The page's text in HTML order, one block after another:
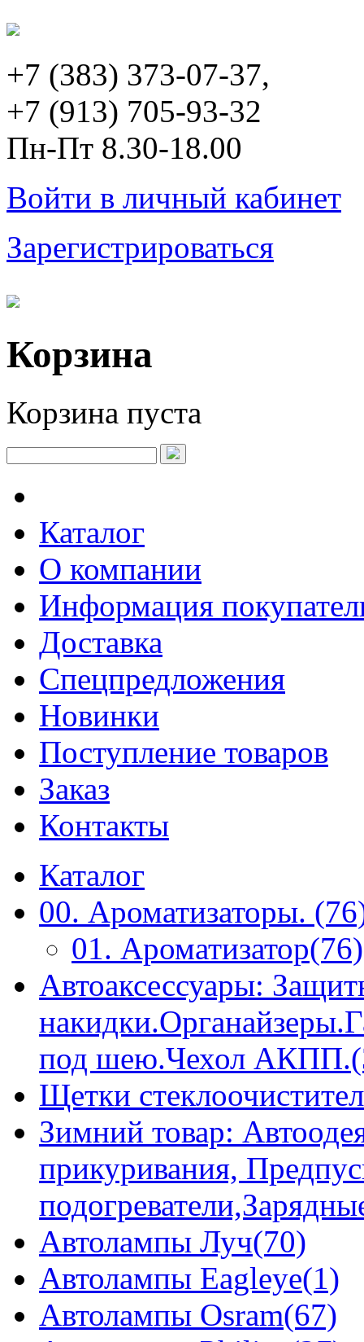
+7 (383) 373-07-37,
+7 (913) 705-93-32
Пн-Пт 8.30-18.00
Войти в личный кабинет
Зарегистрироваться
Корзина
Корзина пуста
Каталог
О компании
Информация
Доставка
Спецпредложения
Новинки
Поступление товаров
Заказ
Контакты
Каталог
00. Ароматизаторы.
01. Ароматизатор(76)
Автоаксессуары:
под шею.Чехол
Щетки
Зимний товар:
прикуривания,
Автолампы Луч(70)
Автолампы Eagleye(1)
Автолампы Osram(67)